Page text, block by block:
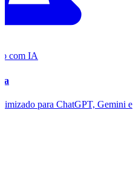
com IA
para ChatGPT, Gemini e